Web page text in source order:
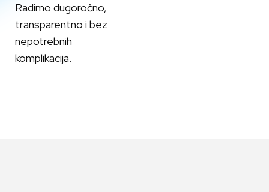
Radimo dugoročno,
transparentno i bez
nepotrebnih
komplikacija.